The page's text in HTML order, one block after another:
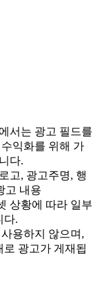
서는 광고 필드를
익화를 위해 가
다.
고, 광고주명, 행
고 내용
상황에 따라 일부
다.
용하지 않으며,
광고가 게재됩